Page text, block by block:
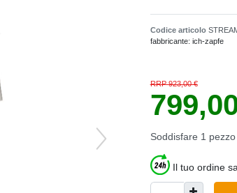
Codice articolo
fabbricante: ich-zapfe
RRP 923,00 €
Soddisfare 1 pezzo
Il tuo ordine